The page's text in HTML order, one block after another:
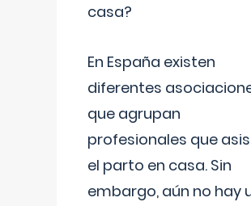
casa?
En España existen
diferentes
que agrupan
profesionales que
el parto en casa. Sin
embargo, aún no hay